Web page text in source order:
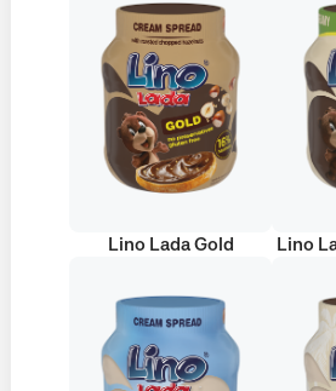
Lino Lada Gold Lino